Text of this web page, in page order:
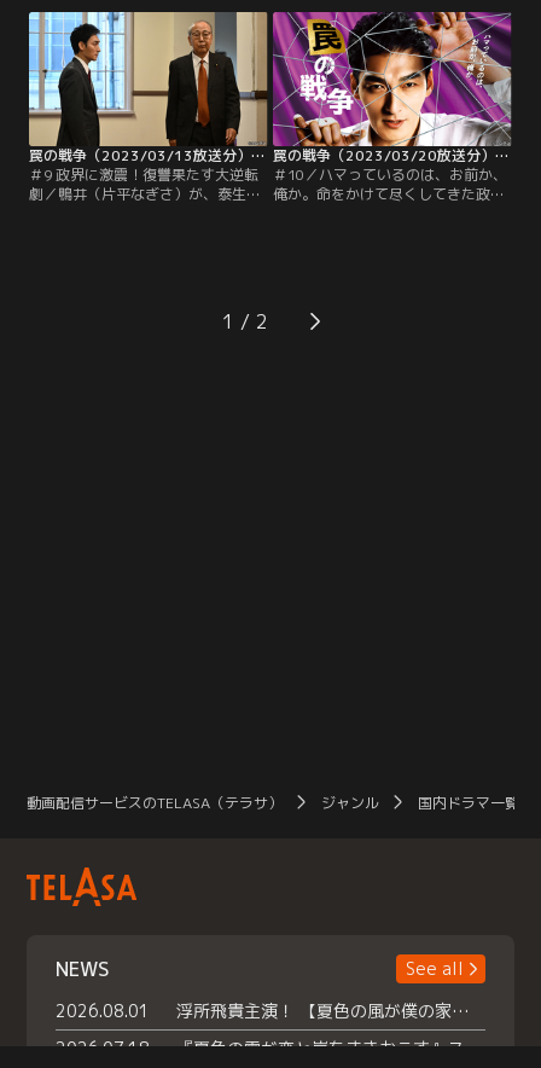
都）が転落した日の夜遅く、幹事長
室に駆け込む鴨井（片平なぎさ）の
姿が映っていた。鴨井の執務室を訪
れた鷲津は、泰生を突き落とした犯
人が誰なのかを問い詰めるが…。
と判断した鶴巻は、鷲津を永田町か
ら排除するよう鷹野（小澤征悦）に
命じる。一方の鷲津もまた、鶴巻の
権力を奪うだけのネタを手にしたい
と考えていると…。
罠の戦争（2023/03/13放送分）第09話
＃9 政界に激震！復讐果たす大逆転
劇／鴨井（片平なぎさ）が、泰生
田町には激震が走り、対応に追われ
る鶴巻派は大混乱。幹事長をつぶす
罠の戦争（2023/03/20放送分）第10話
＃10／ハマっているのは、お前か、
俺か。命をかけて尽くしてきた政治
振りかざす連中から、その力を奪い
取ってやる--。弱者による強き権力
1
動画配信サービスのTELASA（テラサ） ジャンル 国内ドラマ一覧（
NEWS
See all
2026.08.01
浮所飛貴主演！ 【夏色の風が僕の家にやってきた】 本日よりテラサで独占配信スタート！
2026.07.18
『夏色の雲が恋と嵐をまきおこす』スペシャルメイキング 【Part1】2026年７月18日（土）23時30分～配信スタート！話題のシーンの裏側を大公開！豪華キャスト大集合！ 『武宮家 真夏の家族会議』開催！